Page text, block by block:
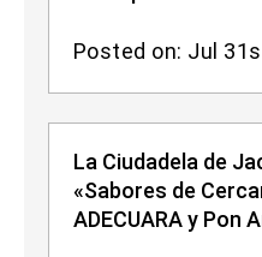
Posted on: Jul
La Ciudadela de
«Sabores de
ADECUARA y Pon